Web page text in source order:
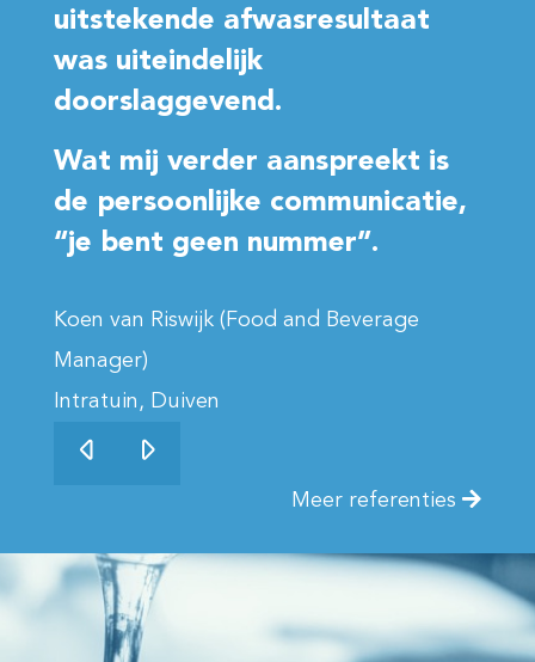
uitstekende afwasresultaat
was uiteindelijk
doorslaggevend.
Wat mij verder aanspreekt is
de persoonlijke communicatie,
“je bent geen nummer”.
Koen van Riswijk (Food and Beverage
Manager)
Intratuin, Duiven
Meer referenties